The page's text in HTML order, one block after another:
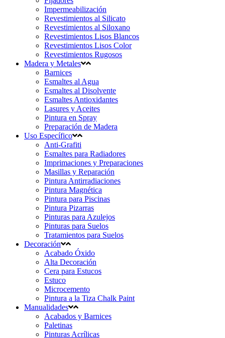
Impermeabilización
Revestimientos al Silicato
Revestimientos al Siloxano
Revestimientos Lisos Blancos
Revestimientos Lisos Color
Revestimientos Rugosos
Madera y Metales
Barnices
Esmaltes al Agua
Esmaltes al Disolvente
Esmaltes Antioxidantes
Lasures y Aceites
Pintura en Spray
Preparación de Madera
Uso Específico
Anti-Grafiti
Esmaltes para Radiadores
Imprimaciones y Preparaciones
Masillas y Reparación
Pintura Antirradiaciones
Pintura Magnética
Pintura para Piscinas
Pintura Pizarras
Pinturas para Azulejos
Pinturas para Suelos
Tratamientos para Suelos
Decoración
Acabado Óxido
Alta Decoración
Cera para Estucos
Estuco
Microcemento
Pintura a la Tiza Chalk Paint
Manualidades
Acabados y Barnices
Paletinas
Pinturas Acrílicas